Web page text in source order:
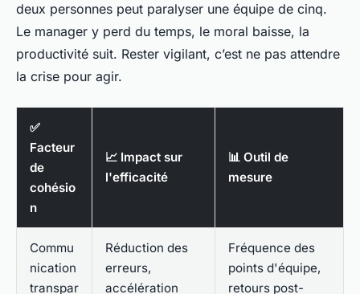
deux personnes peut paralyser une équipe de cinq.
Le manager y perd du temps, le moral baisse, la
productivité suit. Rester vigilant, c’est ne pas attendre
la crise pour agir.
✅
Facteur
de
cohésio
n
📈 Impact sur
l'efficacité
📊 Outil de
mesure
Commu
nication
transpar
Réduction des
erreurs,
accélération
Fréquence des
points d'équipe,
retours post-